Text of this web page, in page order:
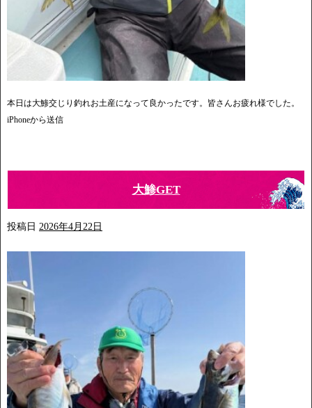
本日は大鯵交じり釣れお土産になって良かったです。皆さんお疲れ様でした。
iPhoneから送信
大鯵GET
投稿日 2026年4月22日